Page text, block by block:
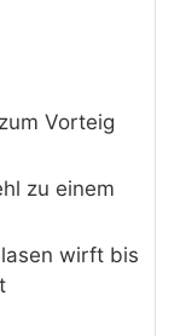
Vorteig
zu einem
wirft bis